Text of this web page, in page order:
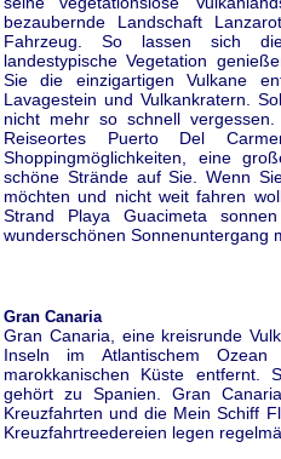
bezaubernde Landschaft
Fahrzeug. So lassen sich
landestypische Vegetation
Sie die einzigartigen Vulkane
Lavagestein und Vulkankratern.
nicht mehr so schnell
Reiseortes Puerto Del
Shoppingmöglichkeiten, eine
schöne Strände auf Sie. Wenn
möchten und nicht weit fahren
Strand Playa Guacimeta
wunderschönen Sonnenuntergang
Gran Canaria
Gran Canaria, eine kreisrunde
Inseln im Atlantischem
marokkanischen Küste entfernt.
gehört zu Spanien. Gran
Kreuzfahrten und die Mein Schiff
Kreuzfahrtreedereien legen